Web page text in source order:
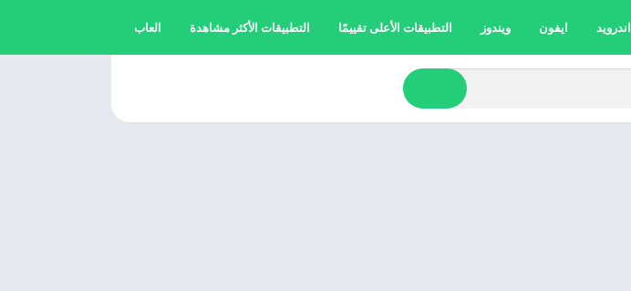
اندرويد ايفون ويندوز التطبيقات الأعلى تقييمًا التطبيقات الأكثر مشاهدة العاب